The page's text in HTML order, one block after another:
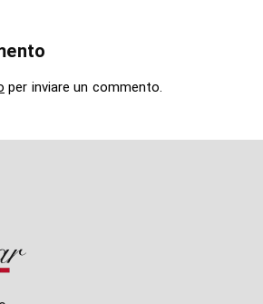
per inviare un commento.